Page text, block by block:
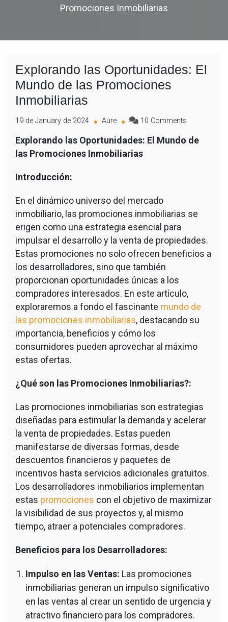
Promociones Inmobiliarias
Explorando las Oportunidades: El
Mundo de las Promociones
Inmobiliarias
19 de January de 2024 Aure 10 Comments
Explorando las Oportunidades: El Mundo de
las Promociones Inmobiliarias
Introducción:
En el dinámico universo del mercado
inmobiliario, las promociones inmobiliarias se
erigen como una estrategia esencial para
impulsar el desarrollo y la venta de propiedades.
Estas promociones no solo ofrecen beneficios a
los desarrolladores, sino que también
proporcionan oportunidades únicas a los
compradores interesados. En este artículo,
exploraremos a fondo el fascinante mundo de
las promociones inmobiliarias, destacando su
importancia, beneficios y cómo los
consumidores pueden aprovechar al máximo
estas ofertas.
¿Qué son las Promociones Inmobiliarias?:
Las promociones inmobiliarias son estrategias
diseñadas para estimular la demanda y acelerar
la venta de propiedades. Estas pueden
manifestarse de diversas formas, desde
descuentos financieros y paquetes de
incentivos hasta servicios adicionales gratuitos.
Los desarrolladores inmobiliarios implementan
estas promociones con el objetivo de maximizar
la visibilidad de sus proyectos y, al mismo
tiempo, atraer a potenciales compradores.
Beneficios para los Desarrolladores:
Impulso en las Ventas: Las promociones
inmobiliarias generan un impulso significativo
en las ventas al crear un sentido de urgencia y
atractivo financiero para los compradores.